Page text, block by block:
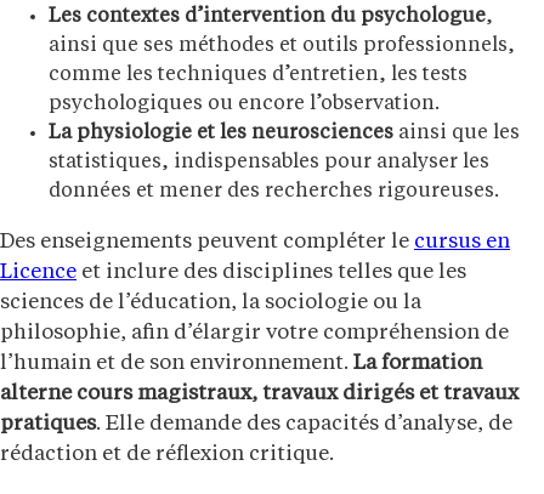
Les contextes d’intervention du psychologue,
ainsi que ses méthodes et outils professionnels,
comme les techniques d’entretien, les tests
psychologiques ou encore l’observation.
La physiologie et les neurosciences ainsi que les
statistiques, indispensables pour analyser les
données et mener des recherches rigoureuses.
Des enseignements peuvent compléter le cursus en
Licence et inclure des disciplines telles que les
sciences de l’éducation, la sociologie ou la
philosophie, afin d’élargir votre compréhension de
l’humain et de son environnement. La formation
alterne cours magistraux, travaux dirigés et travaux
pratiques. Elle demande des capacités d’analyse, de
rédaction et de réflexion critique.